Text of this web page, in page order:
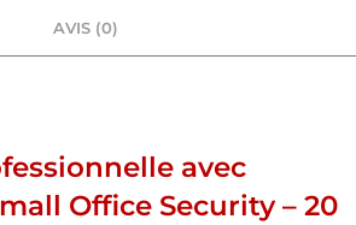
AVIS (0)
avec
Office Security – 20